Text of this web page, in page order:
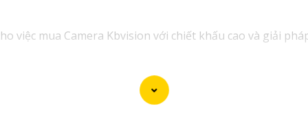
việc mua Camera Kbvision với chiết khấu cao và giải
ưu đãi và giải pháp phù hợp? Liên hệ ngay với chúng tôi